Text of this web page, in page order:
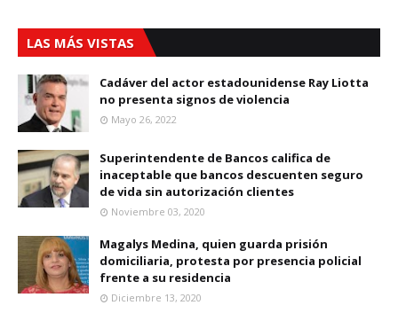
LAS MÁS VISTAS
Cadáver del actor estadounidense Ray Liotta
no presenta signos de violencia
Mayo 26, 2022
Superintendente de Bancos califica de
inaceptable que bancos descuenten seguro
de vida sin autorización clientes
Noviembre 03, 2020
Magalys Medina, quien guarda prisión
domiciliaria, protesta por presencia policial
frente a su residencia
Diciembre 13, 2020